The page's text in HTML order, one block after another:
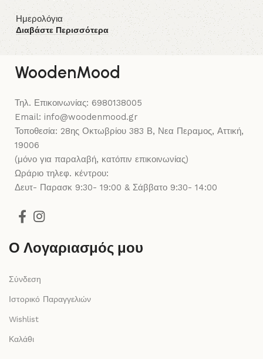
Ημερολόγια
Διαβάστε Περισσότερα
WoodenMood
Τηλ. Επικοινωνίας: 6980138005
Email: info@woodenmood.gr
Τοποθεσία: 28ης Οκτωβρίου 383 Β, Νεα Περαμος, Αττική,
19006
(μόνο για παραλαβή, κατόπιν επικοινωνίας)
Ωράριο τηλεφ. κέντρου:
Δευτ- Παρασκ 9:30- 19:00 & Σάββατο 9:30- 14:00
Ο Λογαριασμός μου
Σύνδεση
Ιστορικό Παραγγελιών
Wishlist
Καλάθι